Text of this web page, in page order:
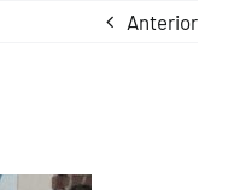
Anterior